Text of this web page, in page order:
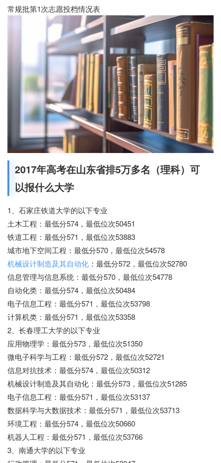
常规批第1次志愿投档情况表
2017年高考在山东省排5万多名（理科）可
以报什么大学
1、石家庄铁道大学的以下专业
土木工程：最低分574，最低位次50451
铁道工程：最低分571，最低位次53883
城市地下空间工程：最低分570，最低位次54578
机械设计制造及其自动化 ：最低分572，最低位次52780
信息管理与信息系统：最低分570，最低位次54778
自动化类：最低分574，最低位次50484
电子信息工程：最低分571，最低位次53798
计算机类：最低分571，最低位次53358
2、长春理工大学的以下专业
应用物理学：最低分573，最低位次51350
微电子科学与工程：最低分572，最低位次52721
信息对抗技术：最低分574，最低位次50312
机械设计制造及其自动化：最低分573，最低位次51285
电子信息工程：最低分571，最低位次53137
数据科学与大数据技术：最低分571，最低位次53713
环境工程：最低分574，最低位次50660
机器人工程：最低分571，最低位次53766
3、南通大学的以下专业